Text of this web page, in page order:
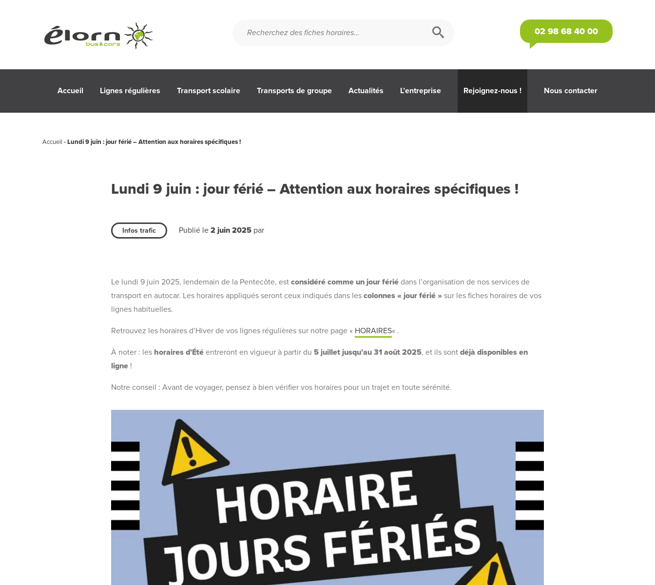
02 98 68 40 00
Accueil Lignes régulières Transport scolaire Transports de groupe Actualités L’entreprise Rejoignez-nous ! Nous contacter
Accueil -Lundi 9 juin : jour férié – Attention aux horaires spécifiques !
Lundi 9 juin : jour férié – Attention aux horaires spécifiques !
Infos trafic Publié le2 juin 2025 par
Le lundi 9 juin 2025, lendemain de la Pentecôte, estconsidéré comme un jour férié dans l’organisation de nos services de
transport en autocar. Les horaires appliqués seront ceux indiqués dans lescolonnes « jour férié » sur les fiches horaires de vos
lignes habituelles.
Retrouvez les horaires d’Hiver de vos lignes régulières sur notre page « HORAIRES« .
À noter : les horaires d’Été entreront en vigueur à partir du 5 juillet jusqu’au 31 août 2025, et ils sontdéjà disponibles en
ligne !
Notre conseil : Avant de voyager, pensez à bien vérifier vos horaires pour un trajet en toute sérénité.